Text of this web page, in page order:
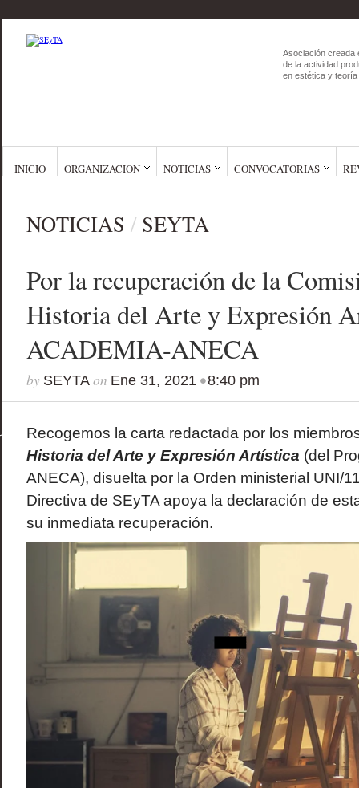
Asociación creada
de la actividad
en estética y teoría
INICIO ORGANIZACION NOTICIAS CONVOCATORIAS
NOTICIAS / SEYTA
Por la recuperación de la
Historia del Arte y Expresión
ACADEMIA-ANECA
by SEYTAon Ene 31, 2021•8:40 pm
Recogemos la carta redactada por los
Historia del Arte y Expresión Artística (del
ANECA), disuelta por la Orden ministerial UNI/
Directiva de SEyTA apoya la declaración de
su inmediata recuperación.